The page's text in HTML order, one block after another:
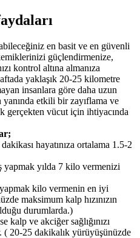
en basit ve en güvenli
güçlendirmenize,
kontrol altına almanıza
yaklaşık 20-25 kilometre
insanlara göre daha uzun
yanında etkili bir zayıflama ve
vücut için ihtiyacında
hayatınıza ortalama 1.5-2
yılda 7 kilo vermenizi
kilo vermenin en iyi
maksimum kalp hızınızın
durumlarda.)
kalp ve akciğer sağlığınızı
20-25 dakikalık yürüyüşünüzde